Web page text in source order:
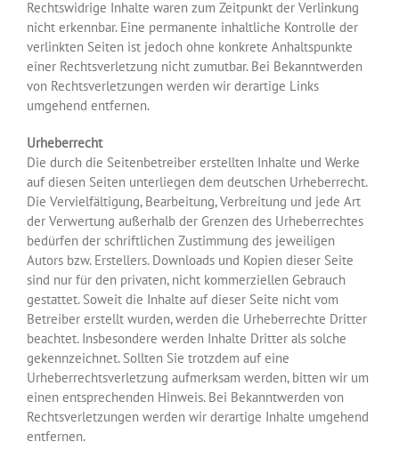
Rechtswidrige Inhalte waren zum Zeitpunkt der Verlinkung
nicht erkennbar. Eine permanente inhaltliche Kontrolle der
verlinkten Seiten ist jedoch ohne konkrete Anhaltspunkte
einer Rechtsverletzung nicht zumutbar. Bei Bekanntwerden
von Rechtsverletzungen werden wir derartige Links
umgehend entfernen.
Urheberrecht
Die durch die Seitenbetreiber erstellten Inhalte und Werke
auf diesen Seiten unterliegen dem deutschen Urheberrecht.
Die Vervielfältigung, Bearbeitung, Verbreitung und jede Art
der Verwertung außerhalb der Grenzen des Urheberrechtes
bedürfen der schriftlichen Zustimmung des jeweiligen
Autors bzw. Erstellers. Downloads und Kopien dieser Seite
sind nur für den privaten, nicht kommerziellen Gebrauch
gestattet. Soweit die Inhalte auf dieser Seite nicht vom
Betreiber erstellt wurden, werden die Urheberrechte Dritter
beachtet. Insbesondere werden Inhalte Dritter als solche
gekennzeichnet. Sollten Sie trotzdem auf eine
Urheberrechtsverletzung aufmerksam werden, bitten wir um
einen entsprechenden Hinweis. Bei Bekanntwerden von
Rechtsverletzungen werden wir derartige Inhalte umgehend
entfernen.